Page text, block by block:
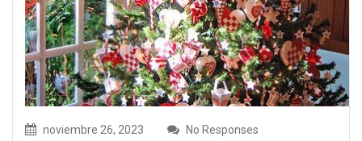
noviembre 26, 2023 No Responses